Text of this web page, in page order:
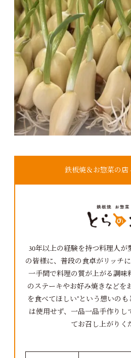
鉄板焼＆お惣菜の店
30年以上の経験を持つ料理人が
の皆様に、普段の食卓がリッチ
一手間で料理の質が上がる調味
のステーキやお好み焼きなどを
を食べてほしい”という想いの
は使用せず、一品一品手作りし
てお召し上がりく